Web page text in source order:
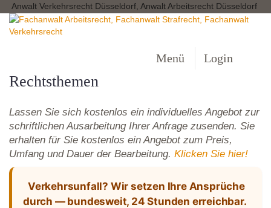
Anwalt Verkehrsrecht Düsseldorf, Anwalt Arbeitsrecht Düsseldorf
Menü Login
Rechtsthemen
Lassen Sie sich kostenlos ein individuelles Angebot zur
schriftlichen Ausarbeitung Ihrer Anfrage zusenden. Sie
erhalten für Sie kostenlos ein Angebot zum Preis,
Umfang und Dauer der Bearbeitung. Klicken Sie hier!
Verkehrsunfall? Wir setzen Ihre Ansprüche
durch — bundesweit, 24 Stunden erreichbar.